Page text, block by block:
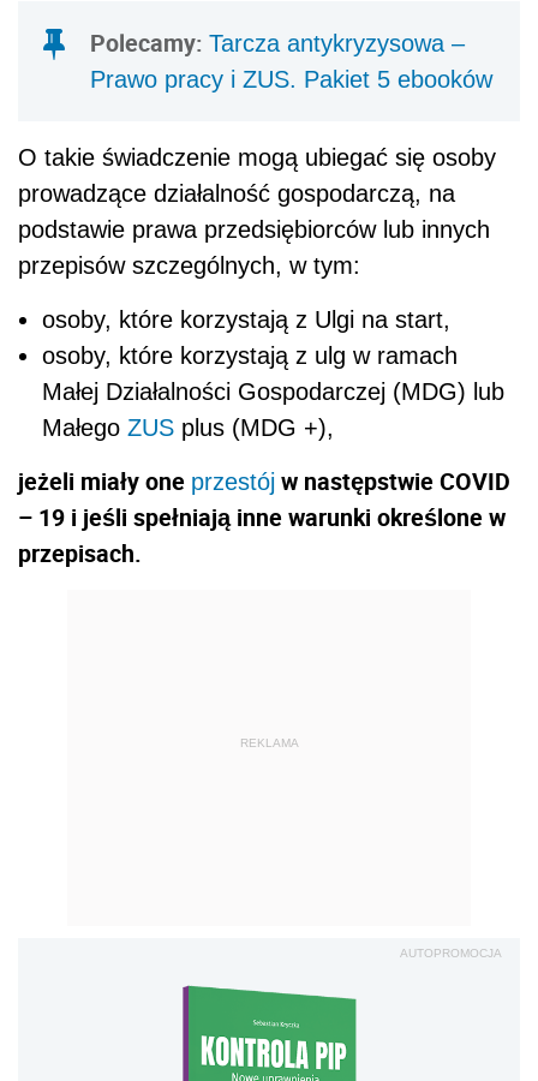
Polecamy: Tarcza antykryzysowa –
Prawo pracy i ZUS. Pakiet 5 ebooków
O takie świadczenie mogą ubiegać się osoby
prowadzące działalność gospodarczą, na
podstawie prawa przedsiębiorców lub innych
przepisów szczególnych, w tym:
osoby, które korzystają z Ulgi na start,
osoby, które korzystają z ulg w ramach
Małej Działalności Gospodarczej (MDG) lub
Małego ZUS plus (MDG +),
jeżeli miały one przestój w następstwie COVID
– 19 i jeśli spełniają inne warunki określone w
przepisach.
REKLAMA
AUTOPROMOCJA